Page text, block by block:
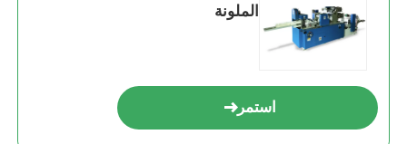
الملونة
استمر